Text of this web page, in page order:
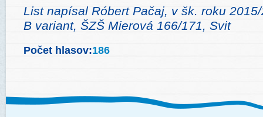
List napísal Róbert Pačaj, v šk. roku
B variant, ŠZŠ Mierová 166/171, Svit
Počet hlasov:186